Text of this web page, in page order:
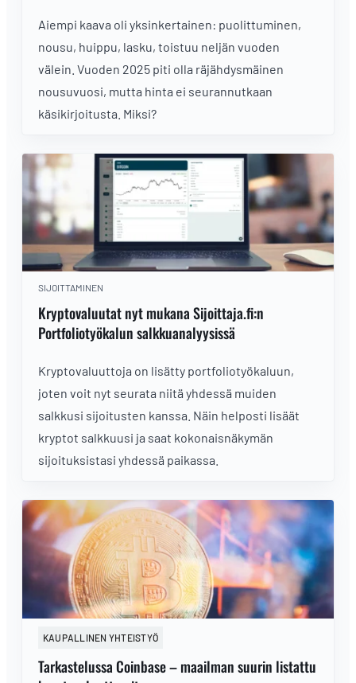
Aiempi kaava oli yksinkertainen: puolittuminen,
nousu, huippu, lasku, toistuu neljän vuoden
välein. Vuoden 2025 piti olla räjähdysmäinen
nousuvuosi, mutta hinta ei seurannutkaan
käsikirjoitusta. Miksi?
SIJOITTAMINEN
Kryptovaluutat nyt mukana Sijoittaja.fi:n
Portfoliotyökalun salkkuanalyysissä
Kryptovaluuttoja on lisätty portfoliotyökaluun,
joten voit nyt seurata niitä yhdessä muiden
salkkusi sijoitusten kanssa. Näin helposti lisäät
kryptot salkkuusi ja saat kokonaisnäkymän
sijoituksistasi yhdessä paikassa.
KAUPALLINEN YHTEISTYÖ
Tarkastelussa Coinbase – maailman suurin listattu